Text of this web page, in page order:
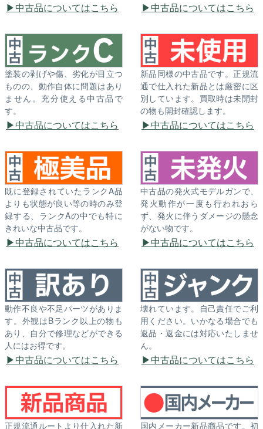
中古品についてはこちら 中古品についてはこちら
塗装の剥げや傷、劣化が目立つ
ものの、動作自体に問題はあり
ません。充分使える中古品で
す。
中古品についてはこちら
新品同様の中古品です。正規流
通で仕入れた新品とは厳密に区
別しています。買取時は未開封
の物も開封確認します。
中古品についてはこちら
既に登録されていたランクA品
よりも状態が良い等の時のみ登
録する、ランクAの中でも特に
きれいな中古品です。
中古品についてはこちら
中古品の発火式モデルガンで、
発火動作が一度も行われおら
ず、発火に伴うダメージの懸念
がない物です。
中古品についてはこちら
動作不良や不足パーツがありま
す。外観はBランク以上の物も
あり、自分で修理などができる
人にはお得です。
中古品についてはこちら
壊れています。自己責任でご利
用ください。いかなる場合でも
返品・返金には対応いたしませ
ん。
中古品についてはこちら
正規流通ルートより仕入れた新 国内メーカー新品商品です。初